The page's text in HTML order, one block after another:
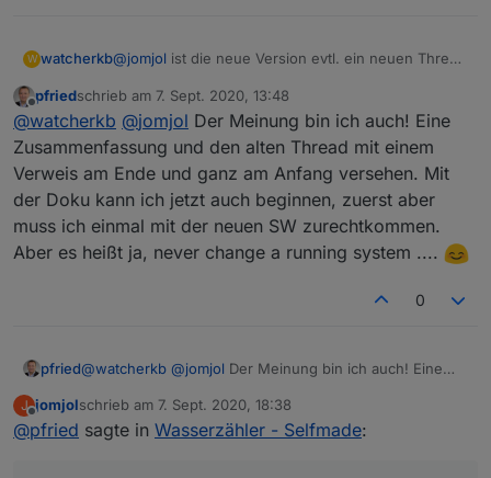
W watcherkb@jomjol ist die neue Version evtl. ein neuen Thread
Offline
pfriedschrieb am 7. Sept. 2020, 13:48
zuletzt editiert von
@watcherkb @jomjol Der Meinung bin ich auch! Eine
Zusammenfassung und den alten Thread mit einem
Verweis am Ende und ganz am Anfang versehen. Mit
der Doku kann ich jetzt auch beginnen, zuerst aber
muss ich einmal mit der neuen SW zurechtkommen.
Aber es heißt ja, never change a running system ....
0
pfried@watcherkb @jomjol Der Meinung bin ich auch! Eine
Verweis am Ende und ganz am Anfang versehen. Mit
der Doku kann ich jetzt auch beginnen, zuerst aber
J
Offline
jomjolschrieb am 7. Sept. 2020, 18:38
zuletzt editiert von
@pfried sagte in Wasserzähler - Selfmade: